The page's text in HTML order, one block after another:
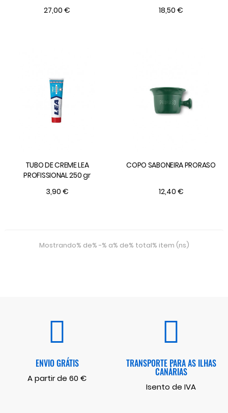
27,00 € 18,50 €
TUBO DE CREME LEA
PROFISSIONAL 250 gr
3,90 €
COPO SABONEIRA PRORASO
12,40 €
Mostrando% de% -% a% de% total% item (ns)
ENVIO GRÁTIS
A partir de 60 €
TRANSPORTE PARA AS ILHAS
CANÁRIAS
Isento de IVA